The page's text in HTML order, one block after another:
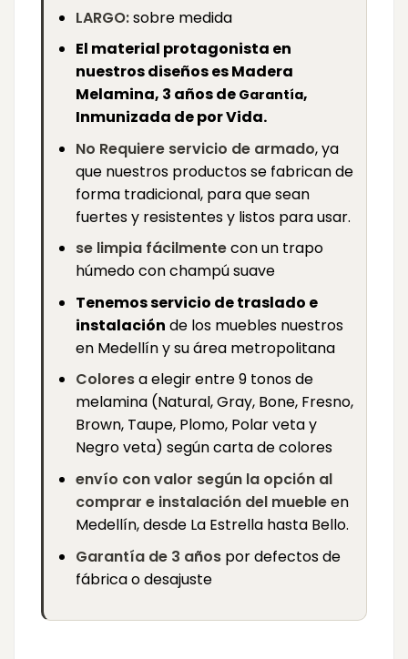
LARGO:sobre medida
El material protagonista en
nuestros diseños es Madera
Melamina, 3 años de Garantía,
Inmunizada de por Vida.
No Requiere servicio de armado, ya
que nuestros productos se fabrican de
forma tradicional, para que sean
fuertes y resistentes y listos para usar.
se limpia fácilmentecon un trapo
húmedo con champú suave
Tenemos servicio de traslado e
instalación de los muebles nuestros
en Medellín y su área metropolitana
Coloresa elegir entre 9 tonos de
melamina (Natural, Gray, Bone, Fresno,
Brown, Taupe, Plomo, Polar veta y
Negro veta) según carta de colores
envío con valor según la opción al
comprar e instalación del muebleen
Medellín, desde La Estrella hasta Bello.
Garantía de 3 añospor defectos de
fábrica o desajuste